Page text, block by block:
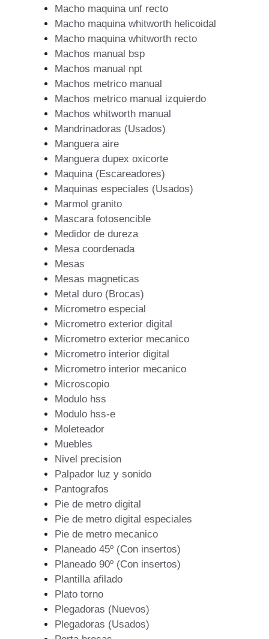
Macho maquina unf recto
Macho maquina whitworth helicoidal
Macho maquina whitworth recto
Machos manual bsp
Machos manual npt
Machos metrico manual
Machos metrico manual izquierdo
Machos whitworth manual
Mandrinadoras (Usados)
Manguera aire
Manguera dupex oxicorte
Maquina (Escareadores)
Maquinas especiales (Usados)
Marmol granito
Mascara fotosencible
Medidor de dureza
Mesa coordenada
Mesas
Mesas magneticas
Metal duro (Brocas)
Micrometro especial
Micrometro exterior digital
Micrometro exterior mecanico
Micrometro interior digital
Micrometro interior mecanico
Microscopio
Modulo hss
Modulo hss-e
Moleteador
Muebles
Nivel precision
Palpador luz y sonido
Pantografos
Pie de metro digital
Pie de metro digital especiales
Pie de metro mecanico
Planeado 45º (Con insertos)
Planeado 90º (Con insertos)
Plantilla afilado
Plato torno
Plegadoras (Nuevos)
Plegadoras (Usados)